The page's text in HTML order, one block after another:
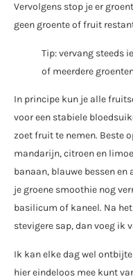
Vervolgens stop je er
geen groente of fruit
Tip: vervang steeds
of meerdere
In principe kun je alle
voor een stabiele
zoet fruit te nemen. Beste
mandarijn, citroen en
banaan, blauwe bessen en
je groene smoothie nog
basilicum of kaneel. Na
stevigere sap, dan voeg ik
Ik kan elke dag wel
hier eindeloos mee kunt